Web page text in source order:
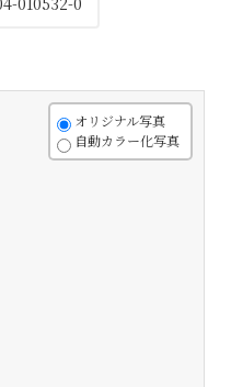
オリジナル写真
自動カラー化写真